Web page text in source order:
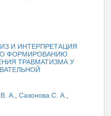
И ИНТЕРПРЕТАЦИЯ
ФОРМИРОВАНИЮ
ТРАВМАТИЗМА У
А. Сазонова С. А.